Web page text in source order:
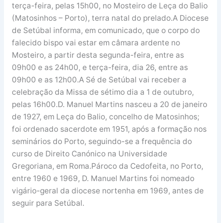
terça-feira, pelas 15h00, no Mosteiro de Leça do Balio
(Matosinhos – Porto), terra natal do prelado.A Diocese
de Setúbal informa, em comunicado, que o corpo do
falecido bispo vai estar em câmara ardente no
Mosteiro, a partir desta segunda-feira, entre as
09h00 e as 24h00, e terça-feira, dia 26, entre as
09h00 e as 12h00.A Sé de Setúbal vai receber a
celebração da Missa de sétimo dia a 1 de outubro,
pelas 16h00.D. Manuel Martins nasceu a 20 de janeiro
de 1927, em Leça do Balio, concelho de Matosinhos;
foi ordenado sacerdote em 1951, após a formação nos
seminários do Porto, seguindo-se a frequência do
curso de Direito Canónico na Universidade
Gregoriana, em Roma.Pároco da Cedofeita, no Porto,
entre 1960 e 1969, D. Manuel Martins foi nomeado
vigário-geral da diocese nortenha em 1969, antes de
seguir para Setúbal.